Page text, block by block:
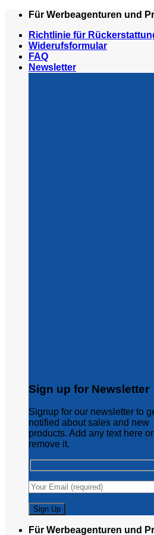
Zum
springen
Für Werbeagenturen und
Richtlinie für
Widerufsformular
FAQ
Newsletter
Sign up for Newsletter
Signup for our newsletter to
notified about sales and new
products. Add any text here or
remove it.
Für Werbeagenturen und